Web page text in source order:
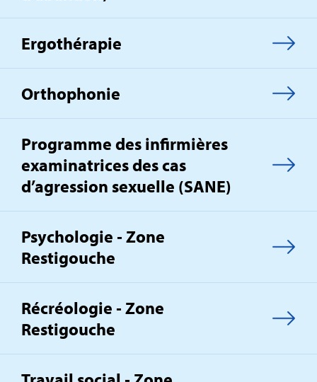
Ergothérapie
Orthophonie
Programme des infirmières
examinatrices des cas
d’agression sexuelle (SANE)
Psychologie ‑ Zone
Restigouche
Récréologie ‑ Zone
Restigouche